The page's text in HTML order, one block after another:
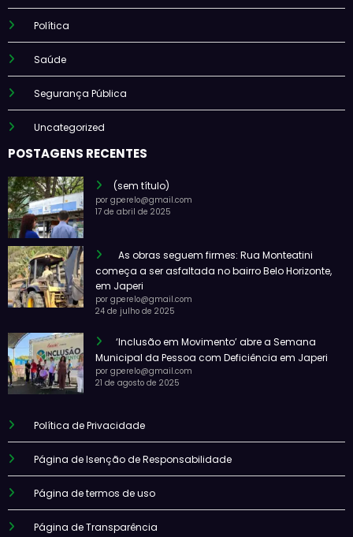
Política
Saúde
Segurança Pública
Uncategorized
POSTAGENS RECENTES
(sem título)
por gperelo@gmail.com
17 de abril de 2025
As obras seguem firmes: Rua Monteatini
começa a ser asfaltada no bairro Belo Horizonte,
em Japeri
por gperelo@gmail.com
24 de julho de 2025
‘Inclusão em Movimento’ abre a Semana
Municipal da Pessoa com Deficiência em Japeri
por gperelo@gmail.com
21 de agosto de 2025
Política de Privacidade
Página de Isenção de Responsabilidade
Página de termos de uso
Página de Transparência